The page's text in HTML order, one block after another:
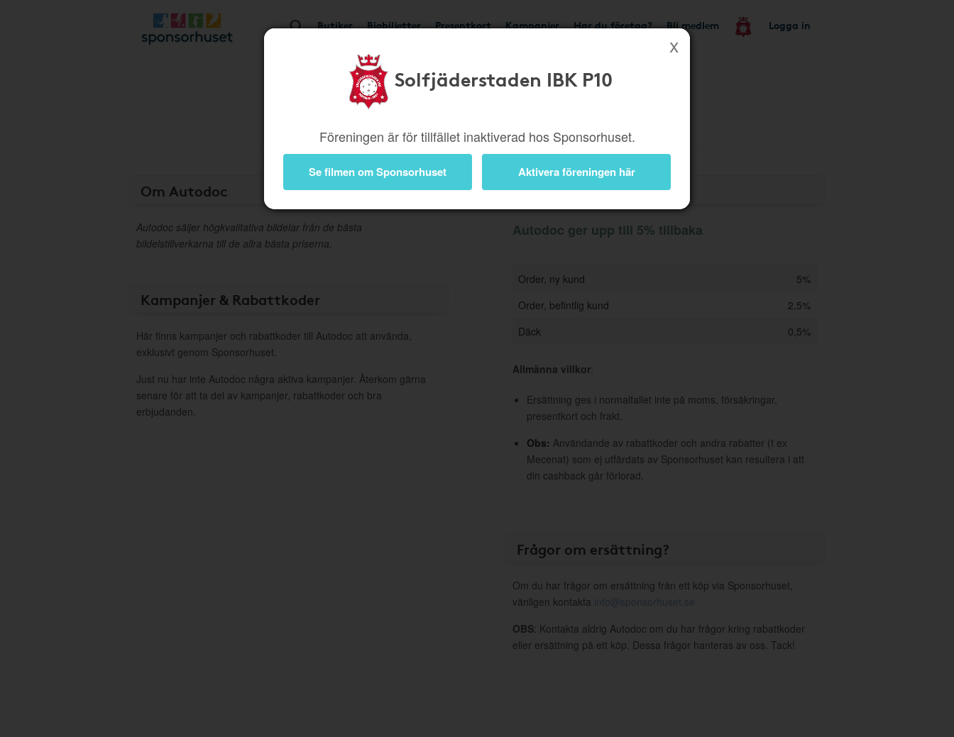
Butiker Biobiljetter Presentkort Kampanjer Har du företag? Bli medlem Logga in
Solfjäderstaden IBK P10
Föreningen är för tillfället inaktiverad hos Sponsorhuset.
Se filmen om Sponsorhuset Aktivera föreningen här
Om Autodoc
Autodoc säljer högkvalitativa bildelar från de bästa
bildelstillverkarna till de allra bästa priserna.
Kampanjer & Rabattkoder
Här finns kampanjer och rabattkoder till Autodoc att använda,
exklusivt genom Sponsorhuset.
Just nu har inte Autodoc några aktiva kampanjer. Återkom gärna
senare för att ta del av kampanjer, rabattkoder och bra
erbjudanden.
Information
Autodoc ger upp till 5% tillbaka
Order, ny kund
5%
Order, befintlig kund
2,5%
Däck
0,5%
Allmänna villkor:
Ersättning ges i normalfallet inte på moms, försäkringar,
presentkort och frakt.
Obs: Användande av rabattkoder och andra rabatter (t ex
Mecenat) som ej utfärdats av Sponsorhuset kan resultera i att
din cashback går förlorad.
Frågor om ersättning?
Om du har frågor om ersättning från ett köp via Sponsorhuset,
vänligen kontakta info@sponsorhuset.se
OBS: Kontakta aldrig Autodoc om du har frågor kring rabattkoder
eller ersättning på ett köp. Dessa frågor hanteras av oss. Tack!